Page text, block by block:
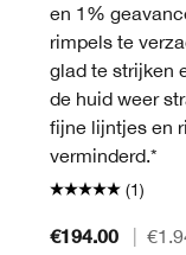
en 1%
rimpels te
glad te strijken
de huid weer
fijne lijntjes en
verminderd.*
(1)
€194.00